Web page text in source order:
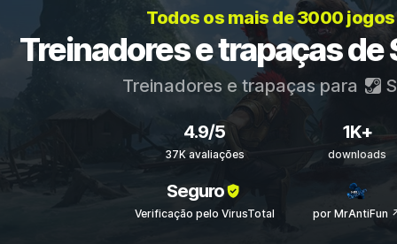
Todos os mais de 3000
Treinadores e trapaças
Treinadores e trapaças para
4.9/5
37K avaliações
1K+
downloads
Seguro
Verificação pelo VirusTotal por MrAntiFun